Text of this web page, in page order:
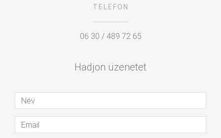
TELEFON
06 30 / 489 72 65
Hadjon üzenetet